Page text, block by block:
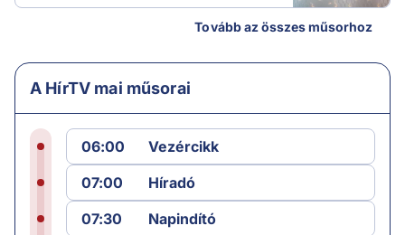
Tovább az összes műsorhoz
A HírTV mai műsorai
06:00
Vezércikk
07:00
Híradó
07:30
Napindító